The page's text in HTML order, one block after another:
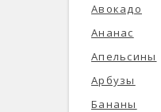
Авокадо
Ананас
Апельсины
Арбузы
Бананы